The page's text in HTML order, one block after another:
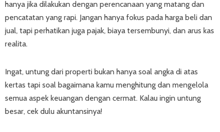
hanya jika dilakukan dengan perencanaan yang matang dan
pencatatan yang rapi. Jangan hanya fokus pada harga beli dan
jual, tapi perhatikan juga pajak, biaya tersembunyi, dan arus kas
realita.
Ingat, untung dari properti bukan hanya soal angka di atas
kertas tapi soal bagaimana kamu menghitung dan mengelola
semua aspek keuangan dengan cermat. Kalau ingin untung
besar, cek dulu akuntansinya!